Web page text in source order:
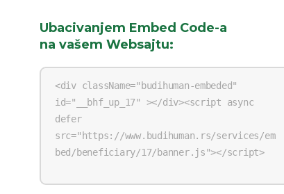
Ubacivanjem Embed Code-a
na vašem Websajtu: